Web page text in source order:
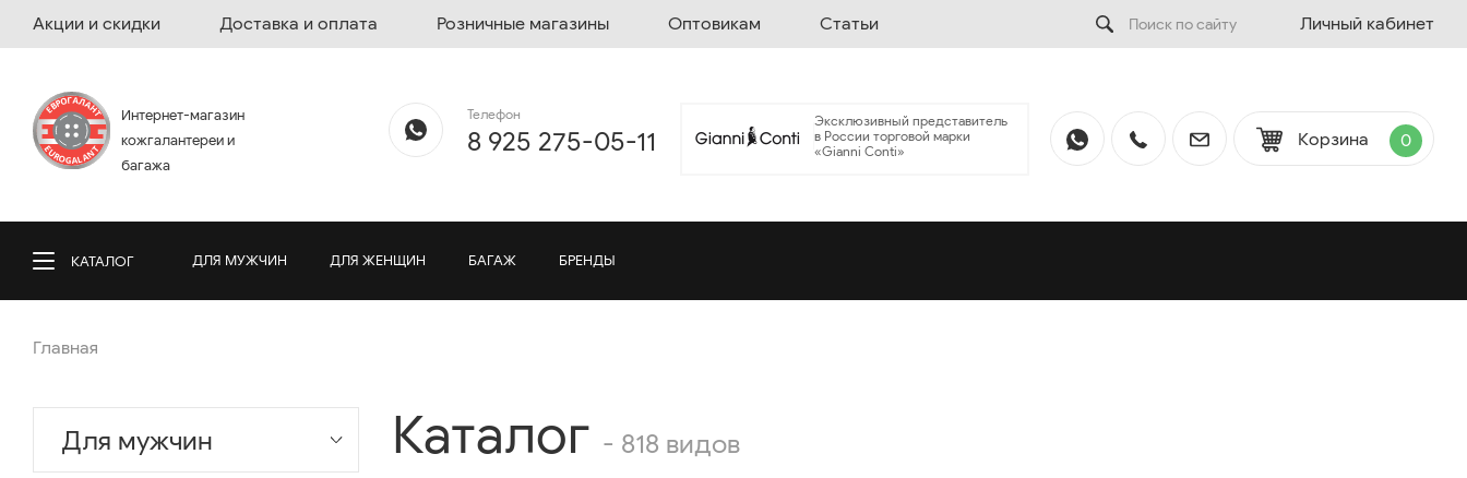
Акции и скидки Доставка и оплата Розничные магазины Оптовикам Статьи Личный кабинет
Интернет-магазин
кожгалантереи и
багажа
Телефон
8 925 275-05-11
Эксклюзивный представитель
в России торговой марки
«Gianni Conti»
Корзина 0
КАТАЛОГ ДЛЯ МУЖЧИН ДЛЯ ЖЕНЩИН БАГАЖ БРЕНДЫ
Главная
Для мужчин Каталог - 818 видов